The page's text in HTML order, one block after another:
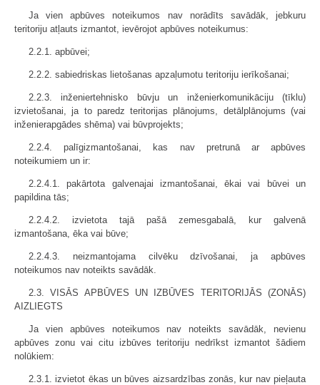
Ja vien apbūves noteikumos nav norādīts savādāk, jebkuru
teritoriju atļauts izmantot, ievērojot apbūves noteikumus:
2.2.1. apbūvei;
2.2.2. sabiedriskas lietošanas apzaļumotu teritoriju ierīkošanai;
2.2.3. inženiertehnisko būvju un inženierkomunikāciju (tīklu)
izvietošanai, ja to paredz teritorijas plānojums, detālplānojums (vai
inženierapgādes shēma) vai būvprojekts;
2.2.4. palīgizmantošanai, kas nav pretrunā ar apbūves
noteikumiem un ir:
2.2.4.1. pakārtota galvenajai izmantošanai, ēkai vai būvei un
papildina tās;
2.2.4.2. izvietota tajā pašā zemesgabalā, kur galvenā
izmantošana, ēka vai būve;
2.2.4.3. neizmantojama cilvēku dzīvošanai, ja apbūves
noteikumos nav noteikts savādāk.
2.3. VISĀS APBŪVES UN IZBŪVES TERITORIJĀS (ZONĀS)
AIZLIEGTS
Ja vien apbūves noteikumos nav noteikts savādāk, nevienu
apbūves zonu vai citu izbūves teritoriju nedrīkst izmantot šādiem
nolūkiem:
2.3.1. izvietot ēkas un būves aizsardzības zonās, kur nav pieļauta